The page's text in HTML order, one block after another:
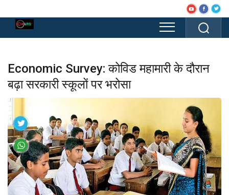
Economic Survey: कोविड महामारी के दौरान
बढ़ा सरकारी स्कूलों पर भरोसा